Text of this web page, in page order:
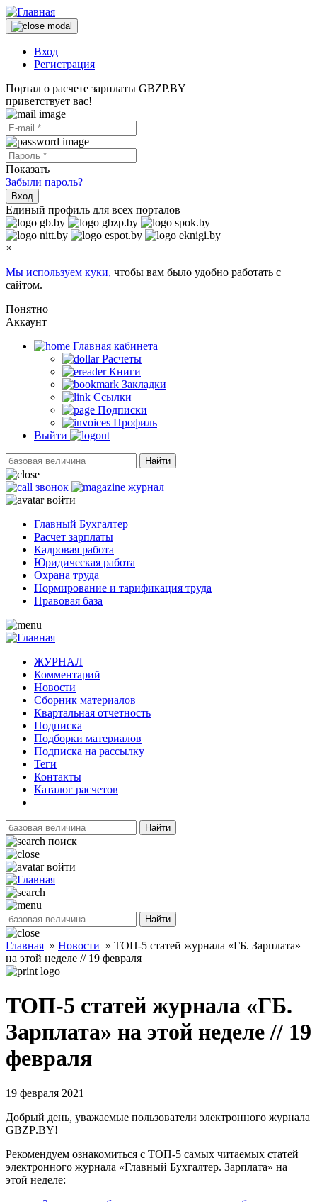
Вход
Регистрация
Портал о расчете зарплаты GBZP.BY
приветствует вас!
Показать
Забыли пароль?
Вход
Единый профиль для всех порталов
×
Мы используем куки, чтобы вам было удобно работать с
сайтом.
Понятно
Аккаунт
Главная кабинетa
Расчеты
Книги
Закладки
Ссылки
Подписки
Профиль
Выйти
Найти
звонок
журнал
войти
Главный Бухгалтер
Расчет зарплаты
Кадровая работа
Юридическая работа
Охрана труда
Нормирование и тарификация труда
Правовая база
ЖУРНАЛ
Комментарий
Новости
Сборник материалов
Квартальная отчетность
Подписка
Подборки материалов
Подписка на рассылку
Теги
Контакты
Каталог расчетов
Найти
поиск
войти
Найти
Главная » Новости » ТОП-5 статей журнала «ГБ. Зарплата»
на этой неделе // 19 февраля
ТОП-5 статей журнала «ГБ.
Зарплата» на этой неделе // 19
февраля
19 февраля 2021
Добрый день, уважаемые пользователи электронного журнала
GBZP.BY!
Рекомендуем ознакомиться с ТОП-5 самых читаемых статей
электронного журнала «Главный Бухгалтер. Зарплата» на
этой неделе: